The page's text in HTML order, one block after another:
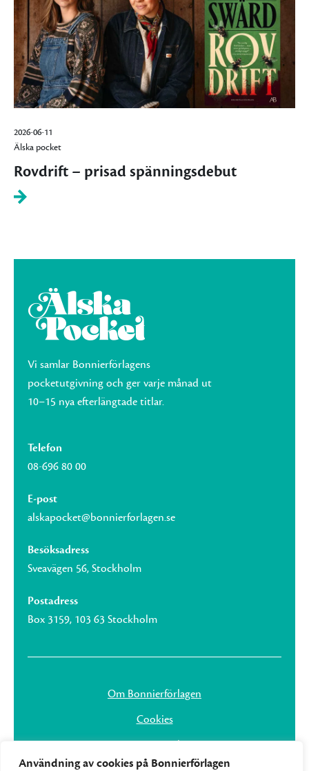
Användning av cookies på Bonnierförlagen
2026-06-11
Älska pocket
Rovdrift – prisad spänningsdebut
Vi samlar Bonnierförlagens
pocketutgivning och ger varje månad ut
10–15 nya efterlängtade titlar.
Telefon
08-696 80 00
E-post
alskapocket@bonnierforlagen.se
Besöksadress
Sveavägen 56, Stockholm
Postadress
Box 3159, 103 63 Stockholm
Om Bonnierförlagen
Cookies
Integritetspolicy